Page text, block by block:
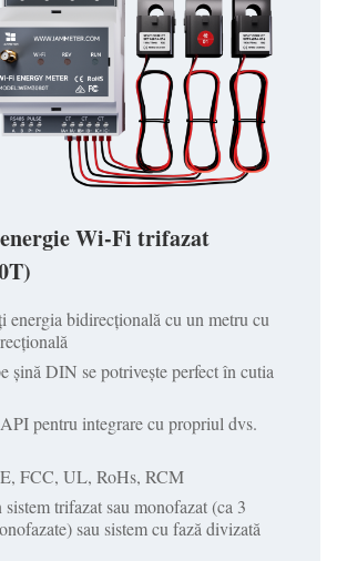
Wi-Fi trifazat
energia bidirecțională cu un metru cu
șină DIN se potrivește perfect în cutia
pentru integrare cu propriul dvs.
FCC, UL, RoHs, RCM
trifazat sau monofazat (ca 3
sau sistem cu fază divizată